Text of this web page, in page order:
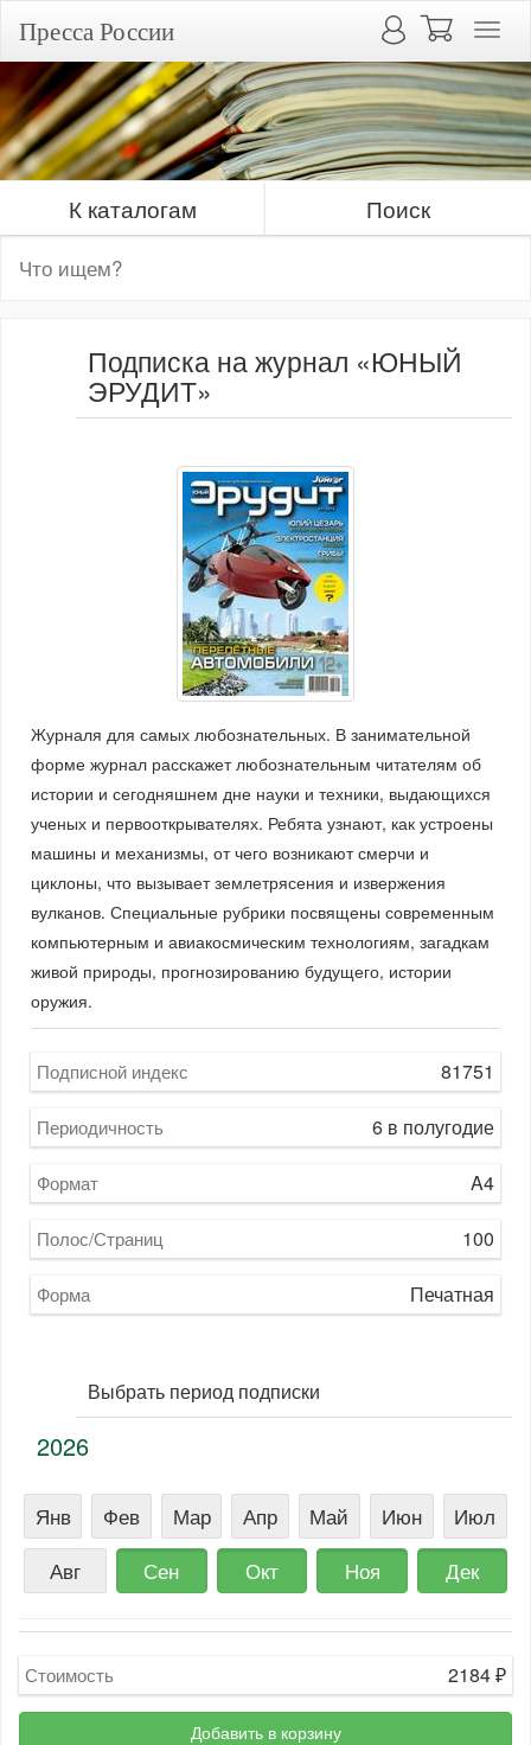
Пресса России
К каталогам Поиск
Подписка на журнал «ЮНЫЙ
ЭРУДИТ»
Журналя для самых любознательных. В занимательной
форме журнал расскажет любознательным читателям об
истории и сегодняшнем дне науки и техники, выдающихся
ученых и первооткрывателях. Ребята узнают, как устроены
машины и механизмы, от чего возникают смерчи и
циклоны, что вызывает землетрясения и извержения
вулканов. Специальные рубрики посвящены современным
компьютерным и авиакосмическим технологиям, загадкам
живой природы, прогнозированию будущего, истории
оружия.
Подписной индекс 81751
Периодичность 6 в полугодие
Формат A4
Полос/Страниц 100
Форма Печатная
Выбрать период подписки
2026
Янв Фев Мар Апр Май Июн
Июл
Авг
Сен Окт Ноя Дек
Стоимость 2184₽
Добавить в корзину